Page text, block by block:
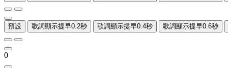
預設 歌詞顯示提早0.2秒 歌詞顯示提早0.4秒 歌詞顯示提早0.6秒
0